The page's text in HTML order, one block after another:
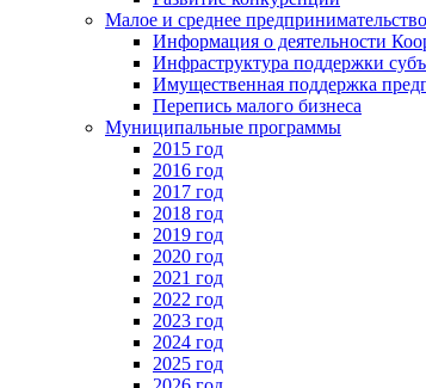
Малое и среднее предпринимательство
Информация о деятельности
Инфраструктура поддержки
Имущественная поддержка
Перепись малого бизнеса
Муниципальные программы
2015 год
2016 год
2017 год
2018 год
2019 год
2020 год
2021 год
2022 год
2023 год
2024 год
2025 год